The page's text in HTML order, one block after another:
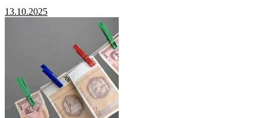
13.10.2025